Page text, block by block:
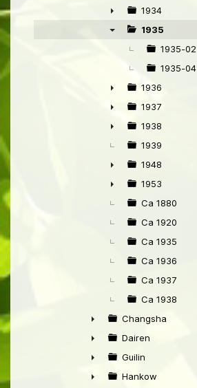
►
►
1934
1935
1935-02
1935-04
►
1936
►
1937
►
1938
1939
►
1948
►
1953
Ca 1880
Ca 1920
Ca 1935
Ca 1936
Ca 1937
Ca 1938
►
Changsha
►
Dairen
►
Guilin
Hankow